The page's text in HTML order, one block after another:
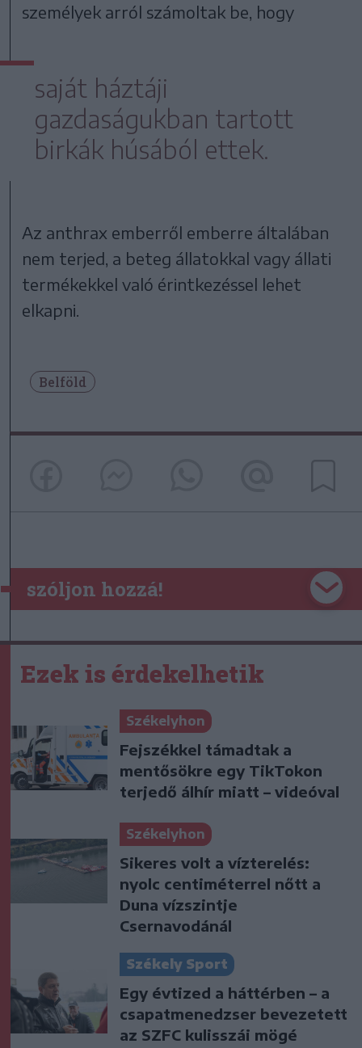
személyek arról számoltak be, hogy
saját háztáji
gazdaságukban tartott
birkák húsából ettek.
Az anthrax emberről emberre általában
nem terjed, a beteg állatokkal vagy állati
termékekkel való érintkezéssel lehet
elkapni.
Belföld
szóljon hozzá!
Ezek is érdekelhetik
Székelyhon
Fejszékkel támadtak a
mentősökre egy TikTokon
terjedő álhír miatt – videóval
Székelyhon
Sikeres volt a vízterelés:
nyolc centiméterrel nőtt a
Duna vízszintje
Csernavodánál
Székely Sport
Egy évtized a háttérben – a
csapatmenedzser bevezetett
az SZFC kulisszái mögé